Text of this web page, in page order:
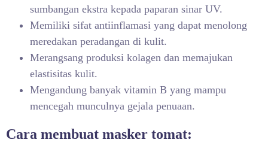
sumbangan ekstra kepada paparan sinar UV.
Memiliki sifat antiinflamasi yang dapat menolong
meredakan peradangan di kulit.
Merangsang produksi kolagen dan memajukan
elastisitas kulit.
Mengandung banyak vitamin B yang mampu
mencegah munculnya gejala penuaan.
Cara membuat masker tomat: